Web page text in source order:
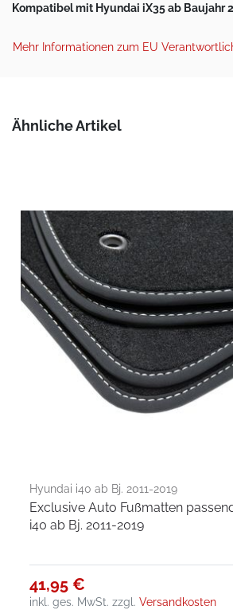
Kompatibel mit Hyundai iX35 ab Baujahr
Mehr Informationen zum EU
Ähnliche Artikel
Hyundai i40 ab Bj. 2011-2019
Exclusive Auto Fußmatten
i40 ab Bj. 2011-2019
41,95 €
inkl. ges. MwSt. zzgl.Versandkosten